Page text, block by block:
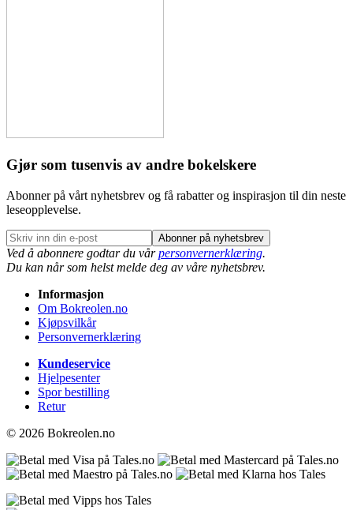
Gjør som tusenvis av andre bokelskere
Abonner på vårt nyhetsbrev og få rabatter og inspirasjon til din neste
leseopplevelse.
Abonner på nyhetsbrev
Ved å abonnere godtar du vårpersonvernerklæring.
Du kan når som helst melde deg av våre nyhetsbrev.
Informasjon
Om Bokreolen.no
Kjøpsvilkår
Personvernerklæring
Kundeservice
Hjelpesenter
Spor bestilling
Retur
© 2026 Bokreolen.no